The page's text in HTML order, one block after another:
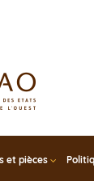
et pièces